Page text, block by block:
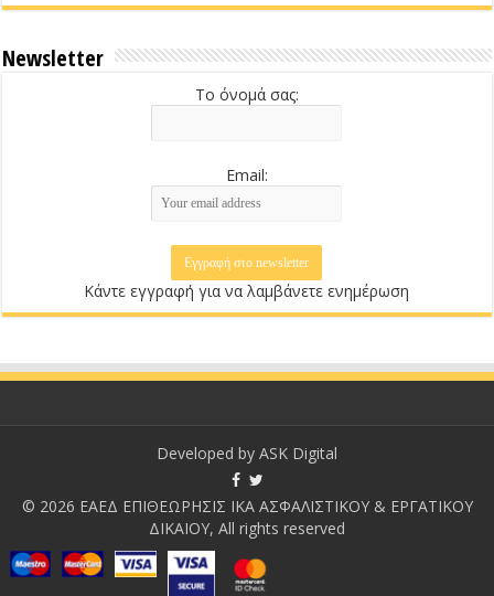
Newsletter
Το όνομά σας:
Email:
Κάντε εγγραφή για να λαμβάνετε ενημέρωση
Developed by ASK Digital
© 2026 ΕΑΕΔ ΕΠΙΘΕΩΡΗΣΙΣ ΙΚΑ ΑΣΦΑΛΙΣΤΙΚΟΥ & ΕΡΓΑΤΙΚΟΥ
ΔΙΚΑΙΟΥ, All rights reserved